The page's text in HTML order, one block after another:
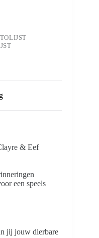
& Eef
een speels
jij jouw dierbare